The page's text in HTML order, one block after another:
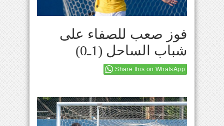
فوز صعب للصفاء على
شباب الساحل (1ـ0)
Share this on WhatsApp